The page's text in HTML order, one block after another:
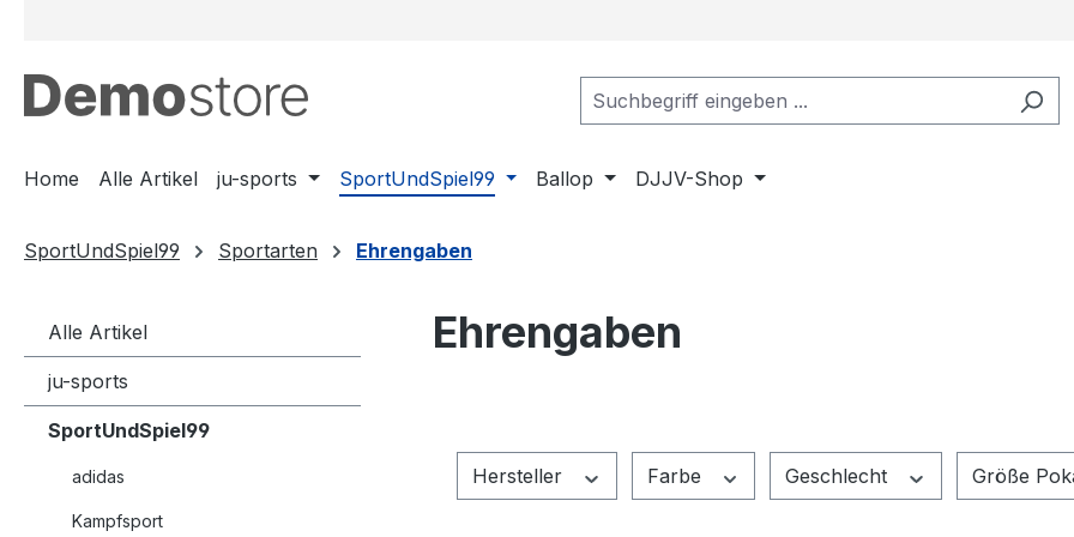
Home Alle Artikel ju-sports SportUndSpiel99 Ballop DJJV-Shop
SportUndSpiel99 Sportarten Ehrengaben
Alle Artikel
ju-sports
SportUndSpiel99
adidas
Kampfsport
Ehrengaben
Hersteller Farbe Geschlecht Größe